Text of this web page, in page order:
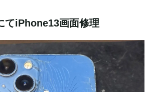
てiPhone13画面修理